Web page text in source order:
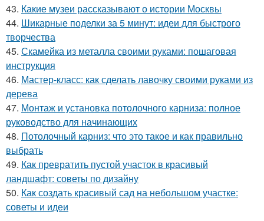
43. Какие музеи рассказывают о истории Москвы
44. Шикарные поделки за 5 минут: идеи для быстрого
творчества
45. Скамейка из металла своими руками: пошаговая
инструкция
46. Мастер-класс: как сделать лавочку своими руками из
дерева
47. Монтаж и установка потолочного карниза: полное
руководство для начинающих
48. Потолочный карниз: что это такое и как правильно
выбрать
49. Как превратить пустой участок в красивый
ландшафт: советы по дизайну
50. Как создать красивый сад на небольшом участке:
советы и идеи